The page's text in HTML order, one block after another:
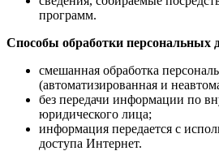
программ.
Способы обработки персональных
смешанная обработка
(автоматизированная и
без передачи информации по
юридического лица;
информация передается с
доступа Интернет.